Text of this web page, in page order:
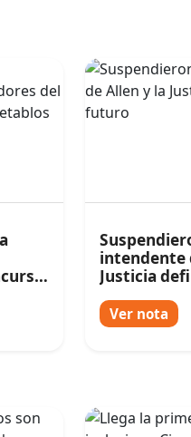
intendente
Justicia
Ver nota